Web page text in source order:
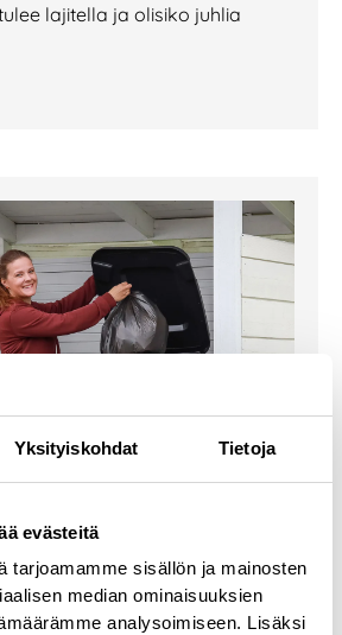
Yksityiskohdat Tietoja
evästeitä
tarjoamamme sisällön ja mainosten
median ominaisuuksien
analysoimiseen. Lisäksi
lajitella ja olisiko juhlia
muutoksia